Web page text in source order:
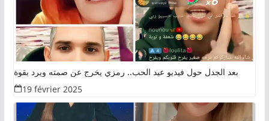
بعد الجدل حول فيديو عيد الحب.. رمزي يخرج عن صمته ويرد بقوة
19 février 2025